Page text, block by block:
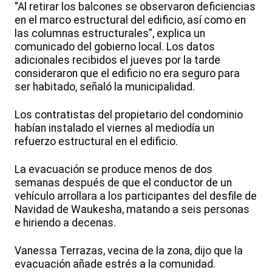
“Al retirar los balcones se observaron deficiencias
en el marco estructural del edificio, así como en
las columnas estructurales”, explica un
comunicado del gobierno local. Los datos
adicionales recibidos el jueves por la tarde
consideraron que el edificio no era seguro para
ser habitado, señaló la municipalidad.
Los contratistas del propietario del condominio
habían instalado el viernes al mediodía un
refuerzo estructural en el edificio.
La evacuación se produce menos de dos
semanas después de que el conductor de un
vehículo arrollara a los participantes del desfile de
Navidad de Waukesha, matando a seis personas
e hiriendo a decenas.
Vanessa Terrazas, vecina de la zona, dijo que la
evacuación añade estrés a la comunidad.